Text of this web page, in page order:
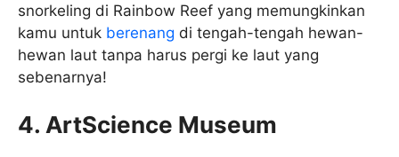
snorkeling di Rainbow Reef yang memungkinkan
kamu untuk berenang di tengah-tengah hewan-
hewan laut tanpa harus pergi ke laut yang
sebenarnya!
4. ArtScience Museum